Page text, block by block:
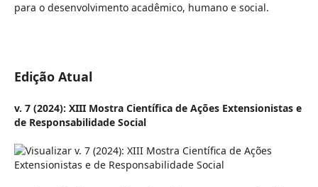
para o desenvolvimento acadêmico, humano e social.
Edição Atual
v. 7 (2024): XIII Mostra Científica de Ações Extensionistas e
de Responsabilidade Social